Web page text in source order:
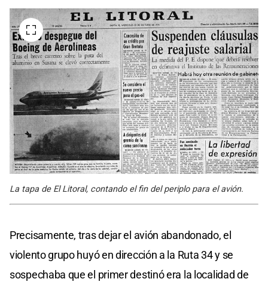
La tapa de El Litoral, contando el fin del periplo para el avión.
Precisamente, tras dejar el avión abandonado, el
violento grupo huyó en dirección a la Ruta 34 y se
sospechaba que el primer destinó era la localidad de